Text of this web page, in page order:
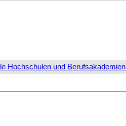
Hochschulen und Berufsakademien